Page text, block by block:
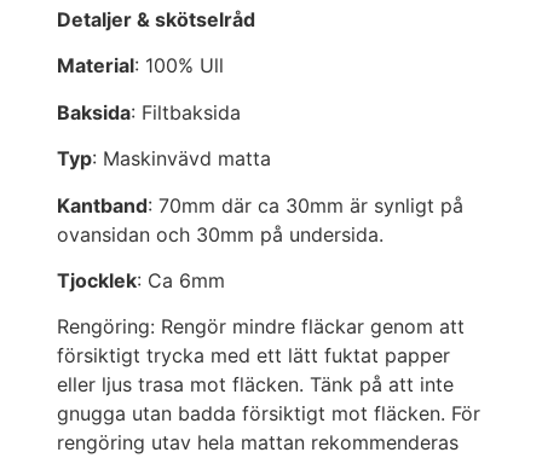
Detaljer & skötselråd
Material: 100% Ull
Baksida: Filtbaksida
Typ: Maskinvävd matta
Kantband: 70mm där ca 30mm är synligt på
ovansidan och 30mm på undersida.
Tjocklek: Ca 6mm
Rengöring: Rengör mindre fläckar genom att
försiktigt trycka med ett lätt fuktat papper
eller ljus trasa mot fläcken. Tänk på att inte
gnugga utan badda försiktigt mot fläcken. För
rengöring utav hela mattan rekommenderas